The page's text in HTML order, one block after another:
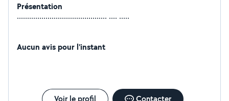
Présentation
............................................ .... .....
Aucun avis pour l'instant
Voir le profil Contacter